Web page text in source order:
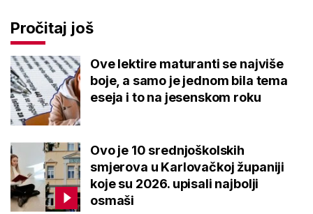
Pročitaj još
Ove lektire maturanti se najviše
boje, a samo je jednom bila tema
eseja i to na jesenskom roku
Ovo je 10 srednjoškolskih
smjerova u Karlovačkoj županiji
koje su 2026. upisali najbolji
osmaši